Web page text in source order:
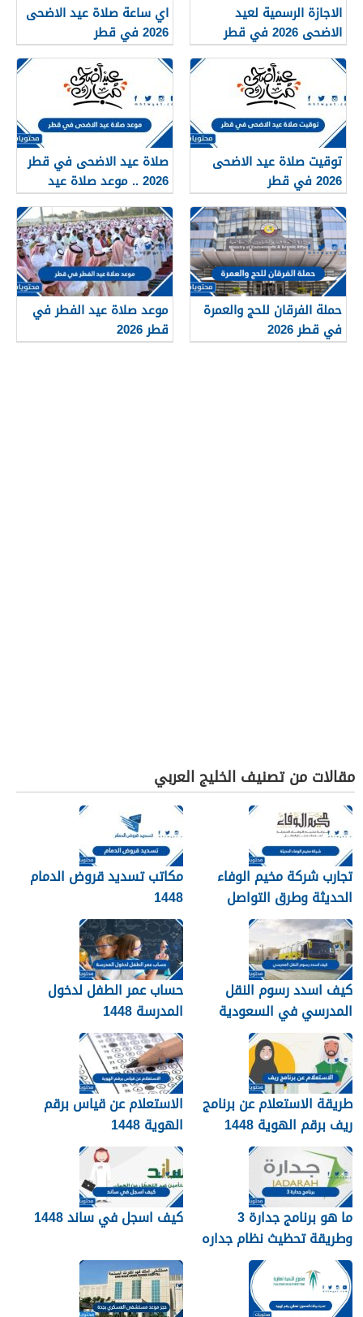
الاجازة الرسمية لعيد
الاضحى 2026 في قطر
اي ساعة صلاة عيد الاضحى
2026 في قطر
توقيت صلاة عيد الاضحى
2026 في قطر
صلاة عيد الاضحى في قطر
2026 .. موعد صلاة عيد
الاضحى في قطر
حملة الفرقان للحج والعمرة
في قطر 2026
موعد صلاة عيد الفطر في
قطر 2026
مقالات من تصنيف الخليج العربي
تجارب شركة مخيم الوفاء
الحديثة وطرق التواصل
معهم 1448
مكاتب تسديد قروض الدمام
1448
كيف اسدد رسوم النقل
المدرسي في السعودية
1448
حساب عمر الطفل لدخول
المدرسة 1448
طريقة الاستعلام عن برنامج
ريف برقم الهوية 1448
الاستعلام عن قياس برقم
الهوية 1448
services.qiyas.sa
ما هو برنامج جدارة 3
وطريقة تحظيث نظام جداره
1448
كيف اسجل في ساند 1448